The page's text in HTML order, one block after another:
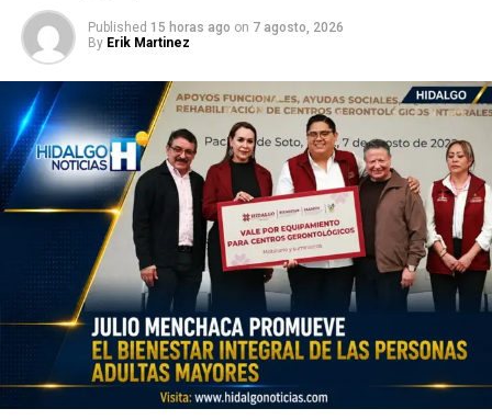
Published 15 horas ago on 7 agosto, 2026
By Erik Martinez